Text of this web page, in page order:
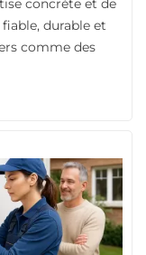
concrète et de
durable et
comme des